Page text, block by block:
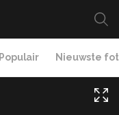
Populair Nieuwste